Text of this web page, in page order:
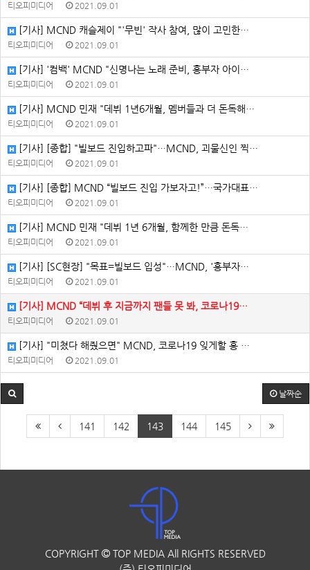
티오피미디어 2021.09.01
[기사] MCND 캐슬제이 "'무빈' 작사 참여, 많이 고민한…
티오피미디어 2021.09.01
[기사] '컴백' MCND "신명나는 노래 준비, 흥부자 아이…
티오피미디어 2021.09.01
[기사] MCND 민재 "데뷔 1년6개월, 멤버들과 더 돈독해…
티오피미디어 2021.09.01
[기사] [종합] "빌보드 진입하고파"…MCND, 괴물신인 찍…
티오피미디어 2021.09.01
[기사] [종합] MCND “빌보드 진입 가보자고!”…국가대표…
티오피미디어 2021.09.01
[기사] MCND 민재 "데뷔 1년 6개월, 함께한 만큼 돈독…
티오피미디어 2021.09.01
[기사] [SC현장] "목표=빌보드 입성"…MCND, '흥부자…
티오피미디어 2021.09.01
[기사] MCND “데뷔 후 지금까지 팬들 못 봐, 코로나19…
티오피미디어 2021.09.01
[기사] "미쳤다 해줬으면" MCND, 코로나19 잊게할 흥 …
티오피미디어 2021.09.01
날짜순
141 142 143 144 145
COPYRIGHT TOP MEDIA All RIGHTS RESERVED